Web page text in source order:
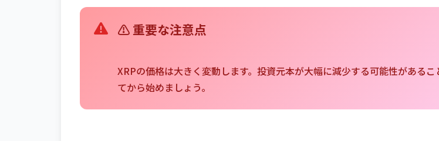
⚠️ 重要な注意点
XRPの価格は大きく変動します。投資元本が大幅に減少する可能性があるこ
てから始めましょう。